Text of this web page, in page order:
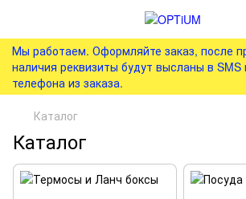
Мы работаем. Оформляйте заказ, после
наличия реквизиты будут высланы в SMS
телефона из заказа.
Каталог
Каталог